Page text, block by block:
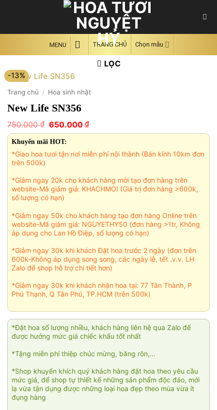
MENU TRANG CHỦ Chọn mẫu
LỌC
-13%
Trang chủ / Hoa sinh nhật
New Life SN356
750.000₫ Giá
gốc
là:
750.000 ₫.
650.000 ₫Giá
hiện
650.000 ₫.
Khuyến mãi HOT:
*Giao hoa tươi tận nơi miễn phí nội thành (Bán kính 10km đơn
trên 500k)
*Giảm ngay 20k cho khách hàng mới tạo đơn hàng trên
website-Mã giảm giá: KHACHMOI (Giá trị đơn hàng >600k,
số lượng có hạn)
*Giảm ngay 50k cho khách hàng tạo đơn hàng Online trên
website-Mã giảm giá: NGUYETHY50 (đơn hàng >1tr, Không
áp dụng cho Lan Hồ Điệp, số lượng có hạn)
*Giảm ngay 30k khi khách Đặt hoa trước 2 ngày (đơn trên
600k-Không áp dụng song song, các ngày lễ, tết .v.v. LH
Zalo để shop hỗ trợ chi tiết hơn)
*Giảm ngay 30k khi khách nhận hoa tại: 77 Tân Thành, P
Phú Thạnh, Q Tân Phú, TP.HCM (trên 500k)
*Đặt hoa số lượng nhiều, khách hàng liên hệ qua Zalo để
được hưởng mức giá chiếc khấu tốt nhất
*Tặng miễn phí thiệp chúc mừng, băng rôn,...
*Shop khuyến khích quý khách hàng đặt hoa theo yêu cầu
mức giá, để shop tự thiết kế những sản phẩm độc đáo, mới
lạ vừa tận dụng được những loại hoa đẹp theo mùa vừa ít
đụng hàng